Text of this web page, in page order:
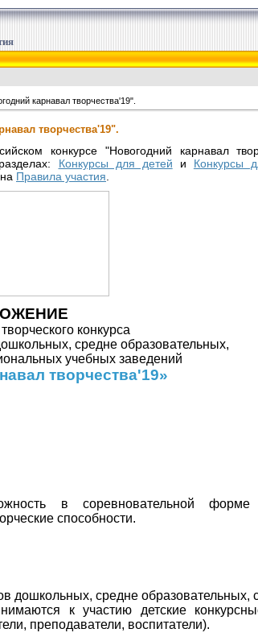
карнавал творчества'19".
творчества'19".
конкурсе "Новогодний карнавал
Конкурсы для детей и Конкурсы
Правила участия
конкурса
средне образовательных,
учебных заведений
творчества'19»
в соревновательной
способности.
дошкольных, средне образовательных,
к участию детские
преподаватели, воспитатели).